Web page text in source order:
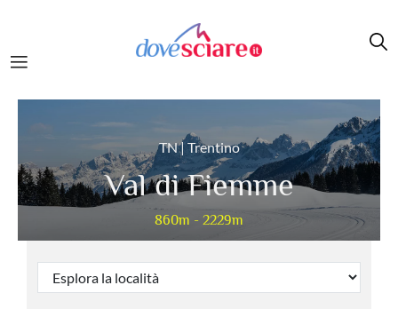
TN | Trentino
Val di Fiemme
860m - 2229m